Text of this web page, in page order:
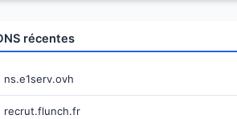
récentes
ns.e1serv.ovh
recrut.flunch.fr